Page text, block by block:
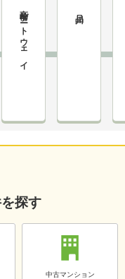
高輪ゲートウェイ
探す
中古マンション